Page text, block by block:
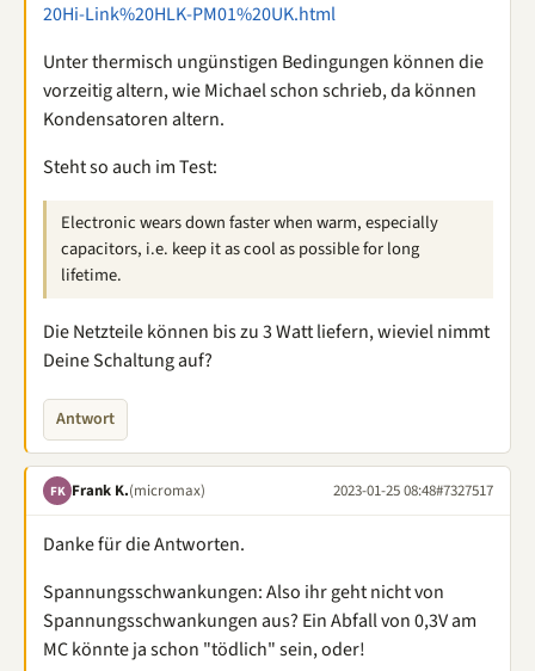
20Hi-Link%20HLK-PM01%20UK.html
Unter thermisch ungünstigen Bedingungen können die
vorzeitig altern, wie Michael schon schrieb, da können
Kondensatoren altern.
Steht so auch im Test:
Electronic wears down faster when warm, especially
capacitors, i.e. keep it as cool as possible for long
lifetime.
Die Netzteile können bis zu 3 Watt liefern, wieviel nimmt
Deine Schaltung auf?
Antwort
FK Frank K.(micromax) 2023-01-25 08:48#7327517
Danke für die Antworten.
Spannungsschwankungen: Also ihr geht nicht von
Spannungsschwankungen aus? Ein Abfall von 0,3V am
MC könnte ja schon "tödlich" sein, oder!